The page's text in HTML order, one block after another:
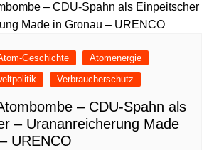
Geschichte
Atomenergie
Verbraucherschutz
– CDU-Spahn als
– Urananreicherung Made
URENCO